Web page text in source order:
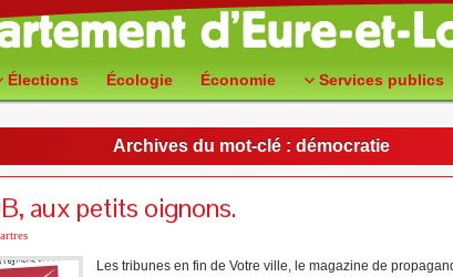
Élections Écologie Économie Services publics
Archives du mot-clé : démocratie
aux petits oignons.
Les tribunes en fin de Votre ville, le magazine de